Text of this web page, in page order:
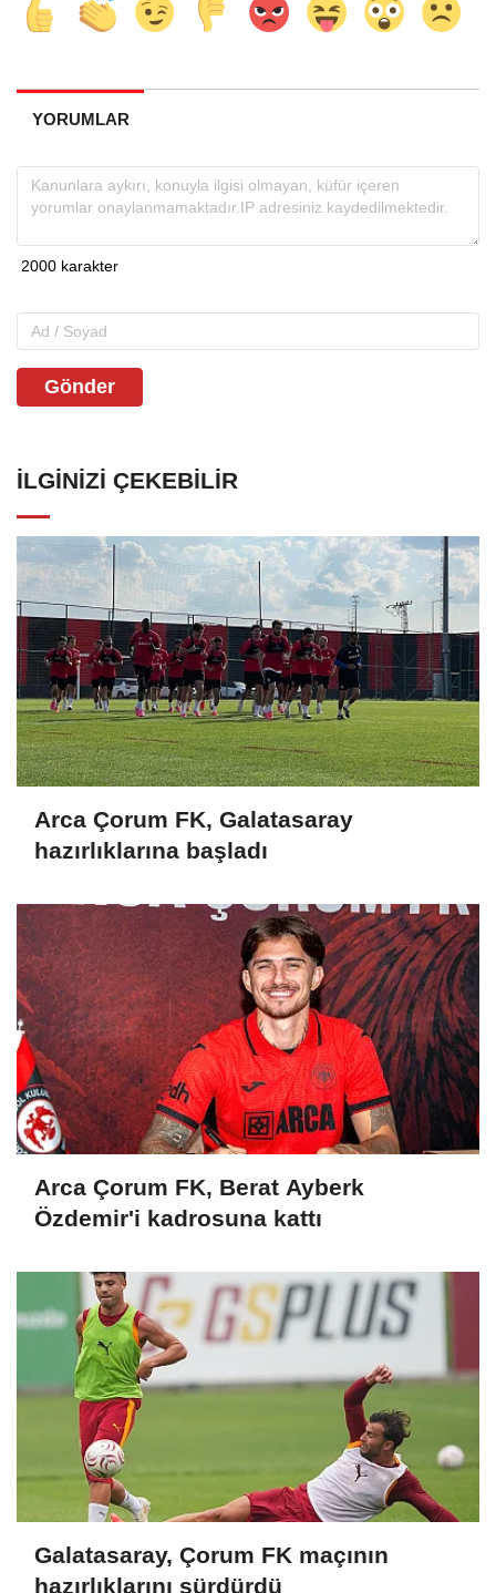
YORUMLAR
Gönder
İLGINIZI ÇEKEBILIR
Arca Çorum FK, Galatasaray
hazırlıklarına başladı
Arca Çorum FK, Berat Ayberk
Özdemir'i kadrosuna kattı
Galatasaray, Çorum FK maçının
hazırlıklarını sürdürdü